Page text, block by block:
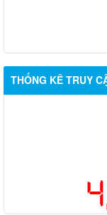
THỐNG KÊ TRUY